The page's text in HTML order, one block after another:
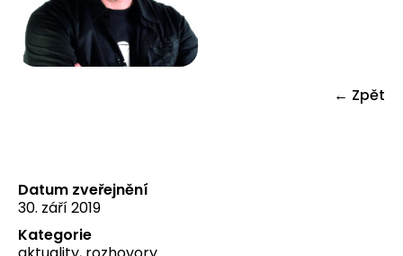
← Zpět
Datum zveřejnění
30. září 2019
Kategorie